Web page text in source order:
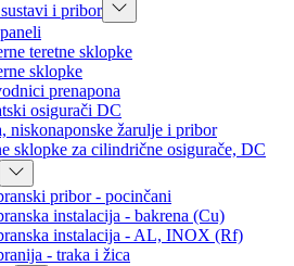
i pribor
teretne sklopke
sklopke
prenapona
osigurači DC
niskonaponske žarulje i pribor
sklopke za cilindrične osigurače, DC
pribor - pocinčani
instalacija - bakrena (Cu)
instalacija - AL, INOX (Rf)
- traka i žica